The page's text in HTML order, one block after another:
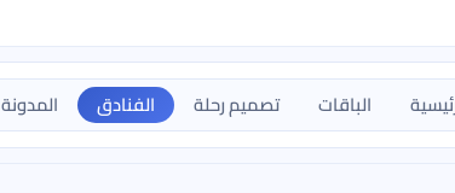
الباقات تصميم رحلة الفنادق المدونة